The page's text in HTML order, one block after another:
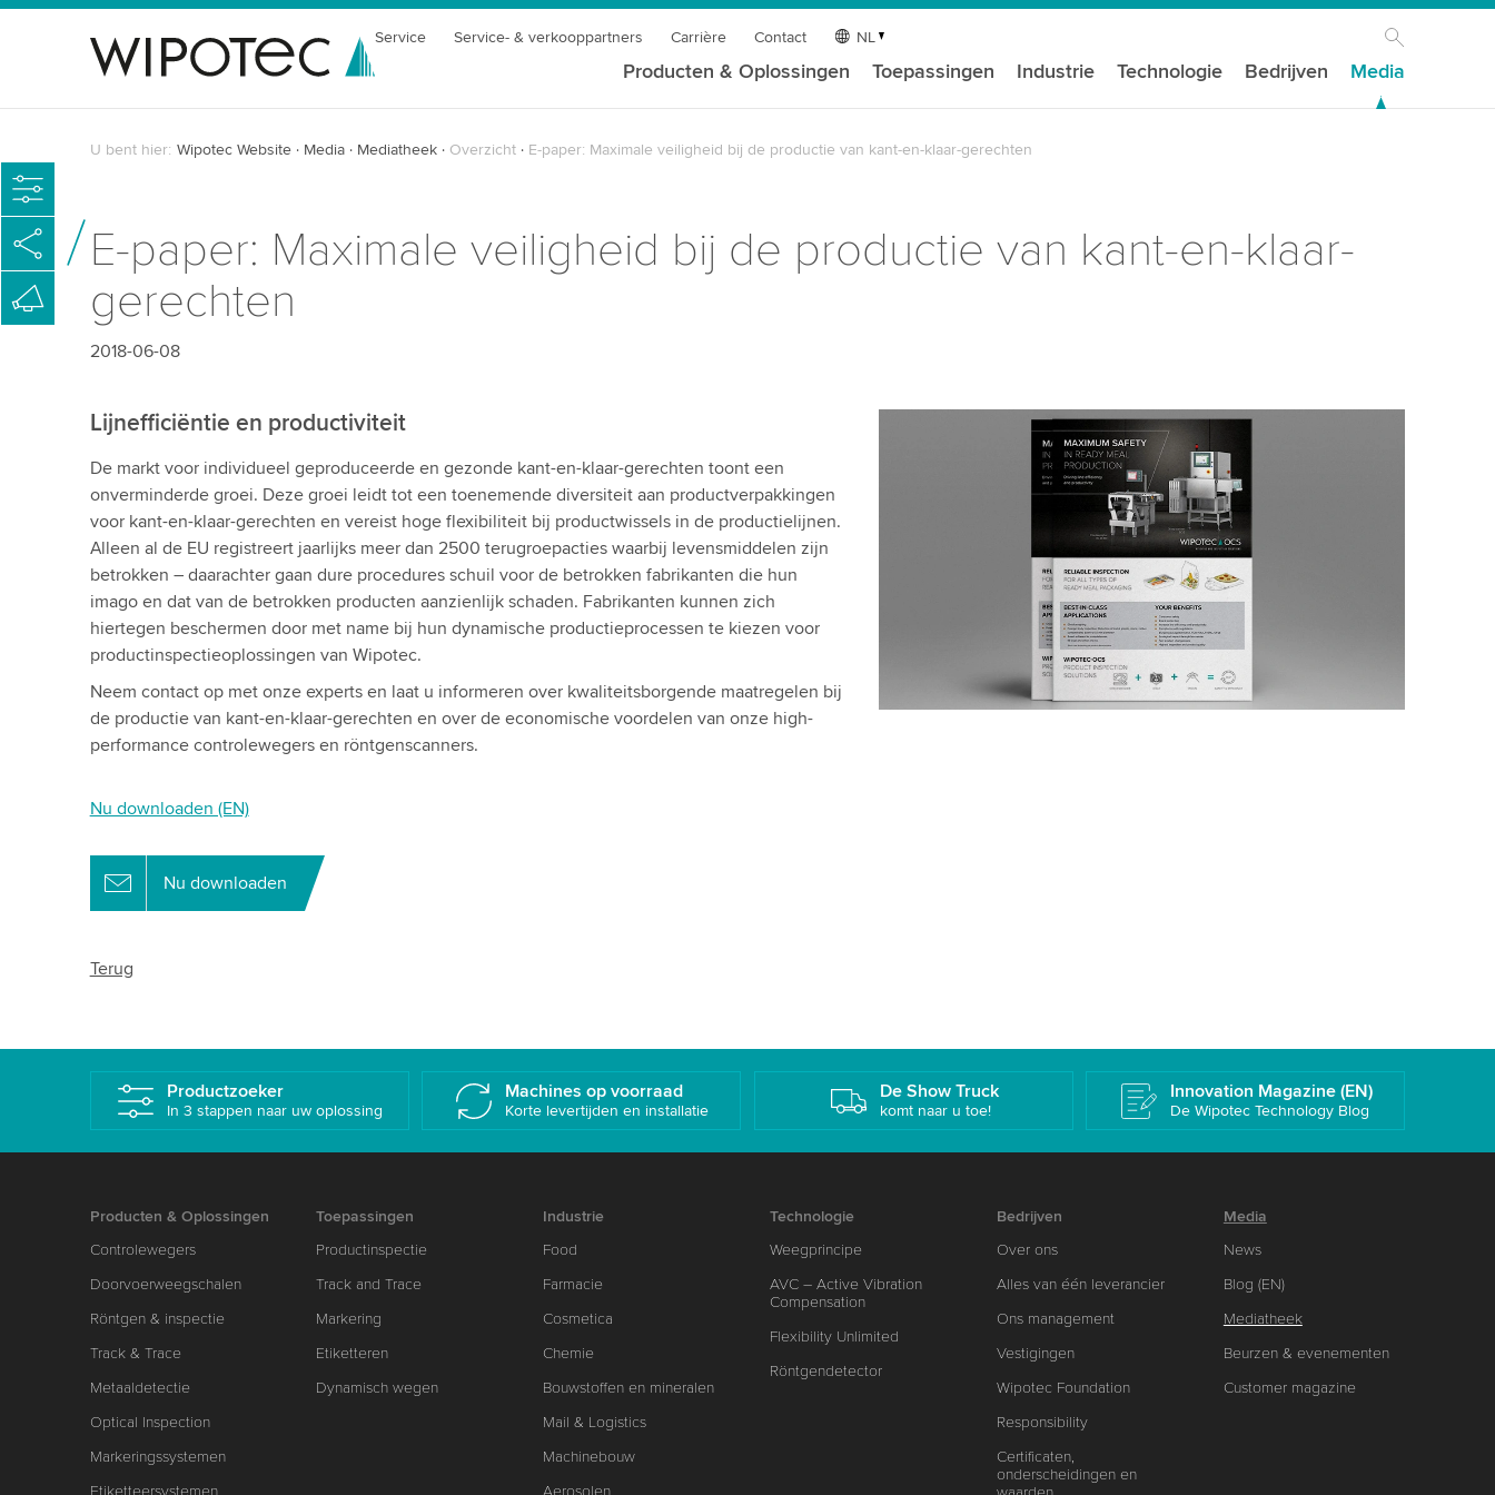
Service Service- & verkooppartners Carrière Contact NL
Producten & Oplossingen Toepassingen Industrie Technologie Bedrijven Media
U bent hier: Wipotec Website Media Mediatheek Overzicht E-paper: Maximale veiligheid bij de productie van kant-en-klaar-gerechten
E-paper: Maximale veiligheid bij de productie van kant-en-klaar-
gerechten
2018-06-08
Lijnefficiëntie en productiviteit
De markt voor individueel geproduceerde en gezonde kant-en-klaar-gerechten toont een
onverminderde groei. Deze groei leidt tot een toenemende diversiteit aan productverpakkingen
voor kant-en-klaar-gerechten en vereist hoge flexibiliteit bij productwissels in de productielijnen.
Alleen al de EU registreert jaarlijks meer dan 2500 terugroepacties waarbij levensmiddelen zijn
betrokken – daarachter gaan dure procedures schuil voor de betrokken fabrikanten die hun
imago en dat van de betrokken producten aanzienlijk schaden. Fabrikanten kunnen zich
hiertegen beschermen door met name bij hun dynamische productieprocessen te kiezen voor
productinspectieoplossingen van Wipotec.
Neem contact op met onze experts en laat u informeren over kwaliteitsborgende maatregelen bij
de productie van kant-en-klaar-gerechten en over de economische voordelen van onze high-
performance controlewegers en röntgenscanners.
Nu downloaden (EN)
Nu downloaden
Terug
Productzoeker
In 3 stappen naar uw oplossing
Machines op voorraad
Korte levertijden en installatie
De Show Truck
komt naar u toe!
Innovation Magazine (EN)
De Wipotec Technology Blog
Producten & Oplossingen
Controlewegers
Doorvoerweegschalen
Röntgen & inspectie
Track & Trace
Metaaldetectie
Optical Inspection
Markeringssystemen
Etiketteersystemen
Toepassingen
Productinspectie
Track and Trace
Markering
Etiketteren
Dynamisch wegen
Industrie
Food
Farmacie
Cosmetica
Chemie
Bouwstoffen en mineralen
Mail & Logistics
Machinebouw
Aerosolen
Technologie
Weegprincipe
AVC – Active Vibration
Compensation
Flexibility Unlimited
Röntgendetector
Bedrijven
Over ons
Alles van één leverancier
Ons management
Vestigingen
Wipotec Foundation
Responsibility
Certificaten,
onderscheidingen en
Media
News
Blog (EN)
Mediatheek
Beurzen & evenementen
Customer magazine